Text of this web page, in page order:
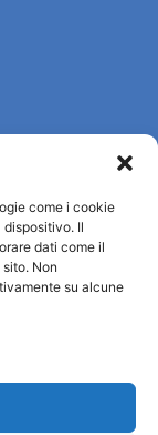
come i cookie
Il
dati come il
Non
su alcune